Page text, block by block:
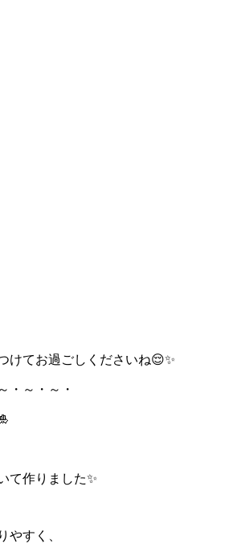
けてお過ごしくださいね😌✨
・～・～・
て作りました✨
やすく、